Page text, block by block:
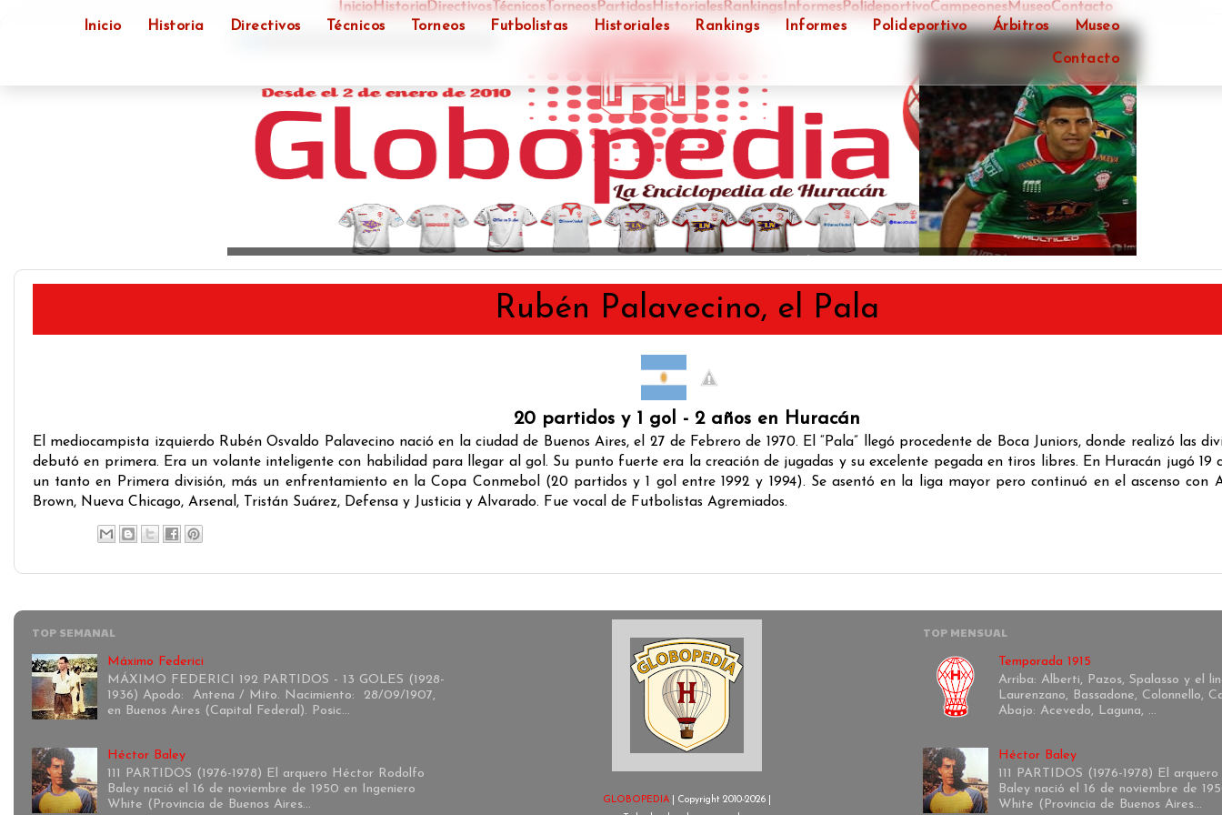
Inicio Historia Directivos Técnicos Torneos Futbolistas Historiales Rankings Informes Polideportivo Árbitros Museo
Contacto
InicioHistoriaDirectivos Técnicos TorneosPartidosHistorialesRankingsInformesPolideportivoCampeonesMuseoContacto
COPA SUDAMERICANA 2015 - SUBCAMPEÓN
Rubén Palavecino, el Pala
20 partidos y 1 gol - 2 años en Huracán
El mediocampista izquierdo Rubén Osvaldo Palavecino nació en la ciudad de Buenos Aires, el 27 de Febrero de 1970. El “Pala” llegó procedente de Boca Juniors, donde realizó las
debutó en primera. Era un volante inteligente con habilidad para llegar al gol. Su punto fuerte era la creación de jugadas y su excelente pegada en tiros libres. En Huracán jugó 19
un tanto en Primera división, más un enfrentamiento en la Copa Conmebol (20 partidos y 1 gol entre 1992 y 1994). Se asentó en la liga mayor pero continuó en el ascenso con
Brown, Nueva Chicago, Arsenal, Tristán Suárez, Defensa y Justicia y Alvarado. Fue vocal de Futbolistas Agremiados.
TOP SEMANAL
Máximo Federici
MÁXIMO FEDERICI 192 PARTIDOS - 13 GOLES (1928-
1936) Apodo: Antena / Mito. Nacimiento: 28/09/1907,
en Buenos Aires (Capital Federal). Posic...
Héctor Baley
111 PARTIDOS (1976-1978) El arquero Héctor Rodolfo
Baley nació el 16 de noviembre de 1950 en Ingeniero
White (Provincia de Buenos Aires...
GLOBOPEDIA| Copyright 2010-2026 |
TOP MENSUAL
Temporada 1915
Arriba: Alberti, Pazos, Spalasso y el
Laurenzano, Bassadone, Colonnello,
Abajo: Acevedo, Laguna, ...
Héctor Baley
111 PARTIDOS (1976-1978) El
Baley nació el 16 de noviembre de
White (Provincia de Buenos Aires...